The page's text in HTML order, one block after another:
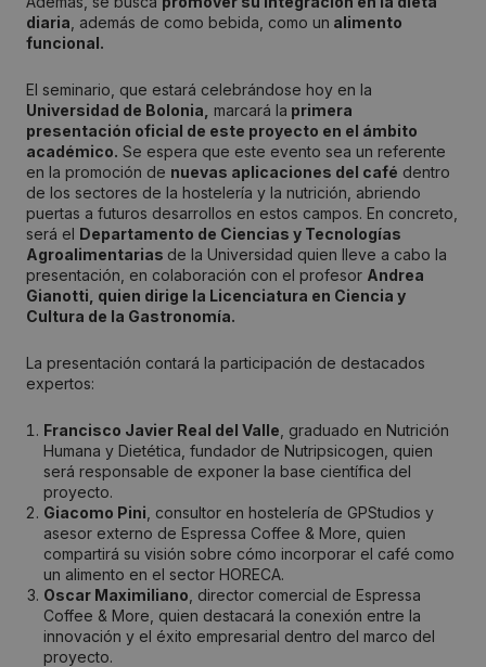
diaria , además de como bebida, como un alimento
funcional.
El seminario, que estará celebrándose hoy en la
Universidad de Bolonia, marcará la primera
presentación oficial de este proyecto en el ámbito
académico. Se espera que este evento sea un referente
en la promoción de nuevas aplicaciones del café dentro
de los sectores de la hostelería y la nutrición, abriendo
puertas a futuros desarrollos en estos campos. En concreto,
será el Departamento de Ciencias y Tecnologías
Agroalimentarias de la Universidad quien lleve a cabo la
presentación, en colaboración con el profesor Andrea
Gianotti, quien dirige la Licenciatura en Ciencia y
Cultura de la Gastronomía.
La presentación contará la participación de destacados
expertos:
Francisco Javier Real del Valle , graduado en Nutrición
Humana y Dietética, fundador de Nutripsicogen, quien
será responsable de exponer la base científica del
proyecto.
Giacomo Pini , consultor en hostelería de GPStudios y
asesor externo de Espressa Coffee & More, quien
compartirá su visión sobre cómo incorporar el café como
un alimento en el sector HORECA.
Oscar Maximiliano , director comercial de Espressa
Coffee & More, quien destacará la conexión entre la
innovación y el éxito empresarial dentro del marco del
proyecto.